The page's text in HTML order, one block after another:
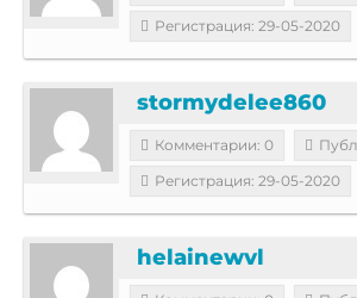
Регистрация: 29-05-2020
stormydelee860
Комментарии: 0
Регистрация: 29-05-2020
helainewvl